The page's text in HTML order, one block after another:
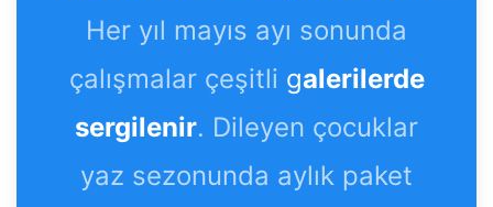
Her yıl mayıs ayı sonunda
çalışmalar çeşitli galerilerde
sergilenir. Dileyen çocuklar
yaz sezonunda aylık paket